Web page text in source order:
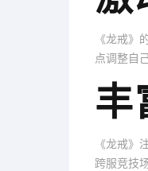
《龙戒》
点调整自
丰
《龙戒》
跨服竞技